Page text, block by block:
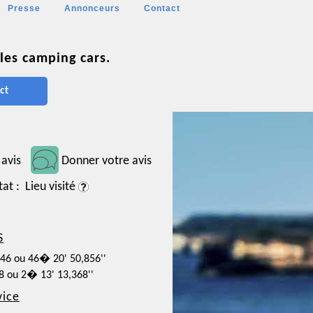
Presse Annonceurs Contact
camping cars.
Donner votre avis
: Lieu visité
ou 46� 20' 50,856''
ou 2� 13' 13,368''